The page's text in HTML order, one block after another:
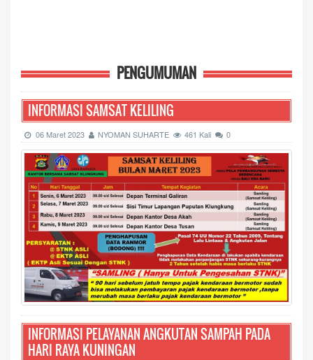
PENGUMUMAN
INFORMASI SAMSAT KELILING
06 Maret 2023 NYOMAN SUHARTE 461 Kali 0
INFORMASI PELAYANAN ANGKUTAN SAMPAH PADA
HARI RAYA KUNINGAN